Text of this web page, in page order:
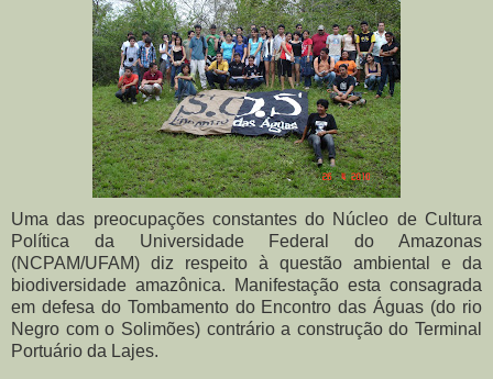
Uma das preocupações constantes do Núcleo de Cultura
Política da Universidade Federal do Amazonas
(NCPAM/UFAM) diz respeito à questão ambiental e da
biodiversidade amazônica. Manifestação esta consagrada
em defesa do Tombamento do Encontro das Águas (do rio
Negro com o Solimões) contrário a construção do Terminal
Portuário da Lajes.